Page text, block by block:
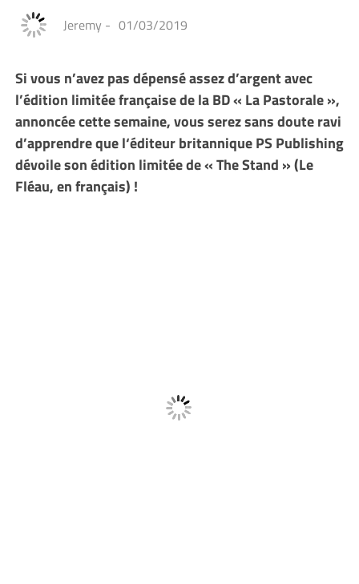
Jeremy - 01/03/2019
Si vous n’avez pas dépensé assez d’argent avec
l’édition limitée française de la BD « La Pastorale »,
annoncée cette semaine, vous serez sans doute ravi
d’apprendre que l‘éditeur britannique PS Publishing
dévoile son édition limitée de « The Stand » (Le
Fléau, en français) !